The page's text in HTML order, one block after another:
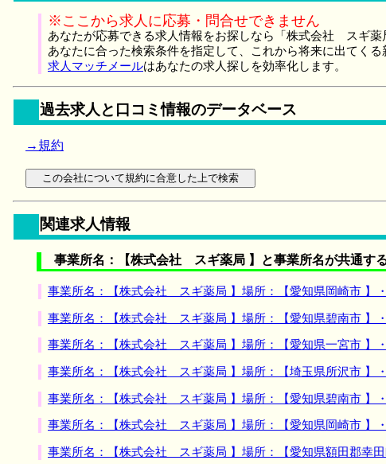
※ここから求人に応募・問合せできません
あなたが応募できる求人情報をお探しなら「株式会社 スギ薬
あなたに合った検索条件を指定して、これから将来に出てくる
求人マッチメールはあなたの求人探しを効率化します。
過去求人と口コミ情報のデータベース
→規約
関連求人情報
事業所名：【株式会社 スギ薬局 】と事業所名が共通す
事業所名：【株式会社 スギ薬局 】場所：【愛知県岡崎市 】
事業所名：【株式会社 スギ薬局 】場所：【愛知県碧南市 】
事業所名：【株式会社 スギ薬局 】場所：【愛知県一宮市 】
事業所名：【株式会社 スギ薬局 】場所：【埼玉県所沢市 】
事業所名：【株式会社 スギ薬局 】場所：【愛知県碧南市 】
事業所名：【株式会社 スギ薬局 】場所：【愛知県岡崎市 】
事業所名：【株式会社 スギ薬局 】場所：【愛知県額田郡幸